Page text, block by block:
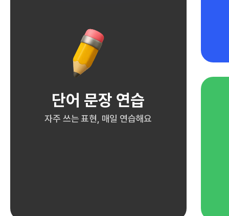
단어 문장 연습
자주 쓰는 표현, 매일 연습해요